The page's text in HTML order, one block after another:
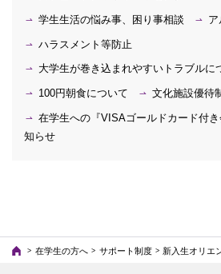
学生生活の悩み事、困り事相談 ア
ハラスメント等防止
大学生が巻き込まれやすいトラブルに
100円朝食について 文化施設優待
在学生への『VISAゴールドカード付
知らせ
在学生の方へ サポート制度 新入生オリエ